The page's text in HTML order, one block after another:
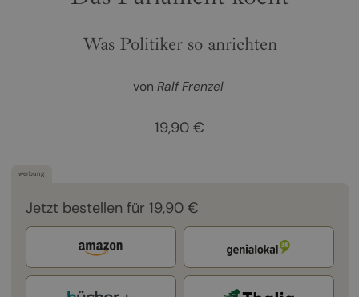
Was Politiker so anrichten
von Ralf Frenzel
19,90 €
werbung
Jetzt bestellen für 19,90 €